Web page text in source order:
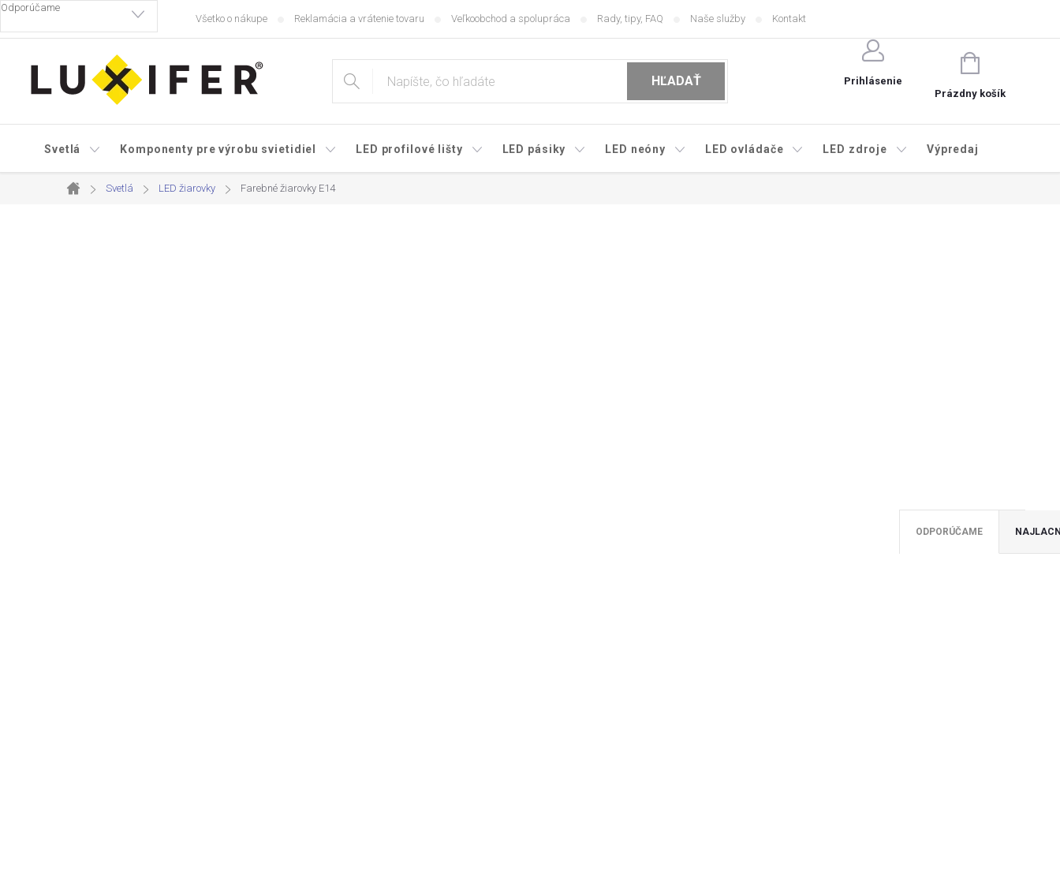
Prejsť
obsah
Všetko o nákupe Reklamácia a vrátenie tovaru Veľkoobchod a spolupráca Rady, tipy, FAQ Naše služby Kontakt
HĽADAŤ Prihlásenie
NÁKUPNÝ
KOŠÍK
Prázdny košík
Svetlá Komponenty pre výrobu svietidiel LED profilové lišty LED pásiky LED neóny LED ovládače LED zdroje Výpredaj
Domov
Svetlá LED žiarovky Farebné žiarovky E14
ODPORÚČAME